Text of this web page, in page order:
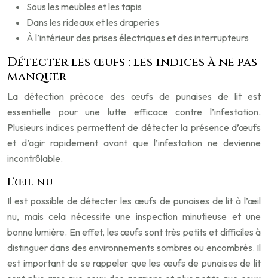
Sous les meubles et les tapis
Dans les rideaux et les draperies
À l’intérieur des prises électriques et des interrupteurs
Détecter les œufs : les indices à ne pas
manquer
La détection précoce des œufs de punaises de lit est
essentielle pour une lutte efficace contre l’infestation.
Plusieurs indices permettent de détecter la présence d’œufs
et d’agir rapidement avant que l’infestation ne devienne
incontrôlable.
L’œil nu
Il est possible de détecter les œufs de punaises de lit à l’œil
nu, mais cela nécessite une inspection minutieuse et une
bonne lumière. En effet, les œufs sont très petits et difficiles à
distinguer dans des environnements sombres ou encombrés. Il
est important de se rappeler que les œufs de punaises de lit